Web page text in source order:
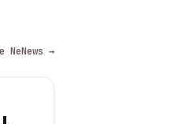
NeNews →